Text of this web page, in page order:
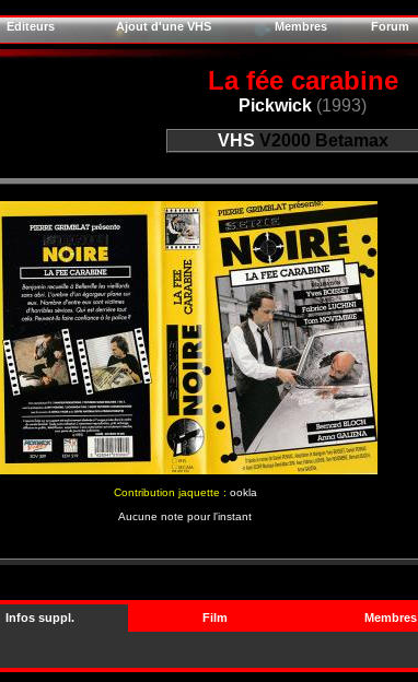
Editeurs Ajout d'une VHS Membres Forum
La fée carabine
Pickwick (1993)
VHS V2000 Betamax
Contribution jaquette : ookla
Aucune note pour l'instant
Infos suppl. Film Membres